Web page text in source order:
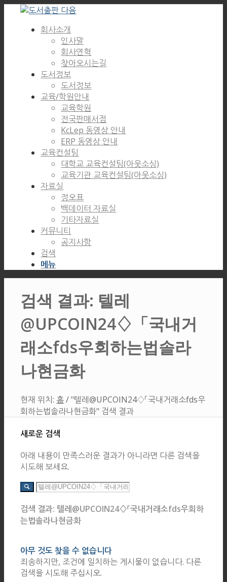
회사소개
인사말
회사연혁
찾아오시는길
도서정보
도서정보
교육/학원안내
교육학원
전국판매서점
KcLep 동영상 안내
ERP 동영상 안내
교육컨설팅
대학교 교육컨설팅(아웃소싱)
교육기관 교육컨설팅(아웃소싱)
자료실
정오표
백데이터 자료실
기타자료실
커뮤니티
공지사항
검색
메뉴
검색 결과: 텔레
@UPCOIN24♢「국내거
래소fds우회하는법솔라
나현금화
현재 위치: 홈 / "텔레@UPCOIN24♢「국내거래소fds우
회하는법솔라나현금화" 검색 결과
새로운 검색
아래 내용이 만족스러운 결과가 아니라면 다른 검색을
시도해 보세요.
검색 결과: 텔레@UPCOIN24♢「국내거래소fds우회하
는법솔라나현금화
아무 것도 찾을 수 없습니다
죄송하지만, 조건에 일치하는 게시물이 없습니다. 다른
검색을 시도해 주십시오.